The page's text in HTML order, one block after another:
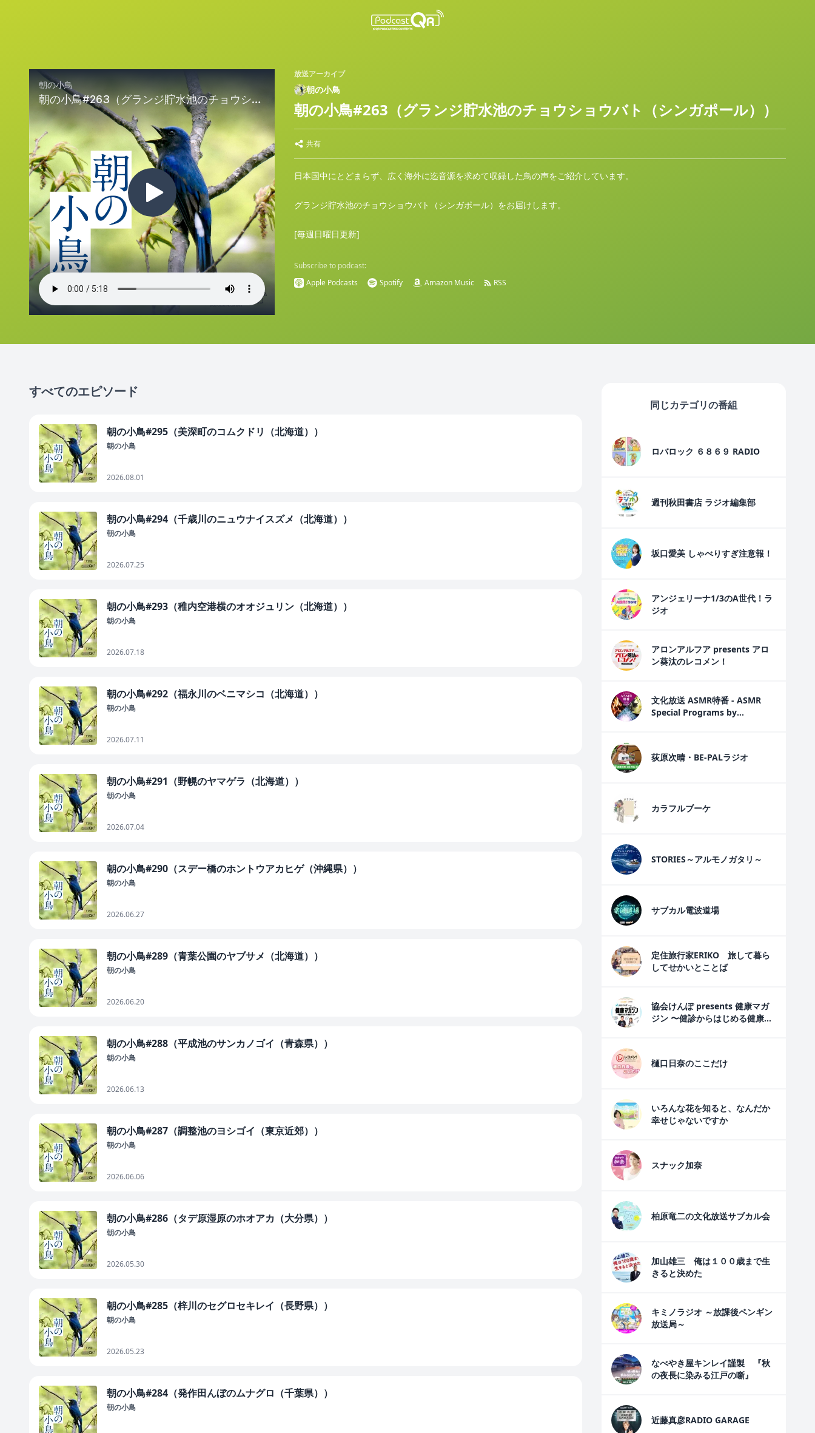
放送アーカイブ
朝の小鳥
朝の小鳥#263（グランジ貯水池のチョウショウバト（シンガポール））
共有
日本国中にとどまらず、広く海外に迄音源を求めて収録した鳥の声をご紹介しています。
グランジ貯水池のチョウショウバト（シンガポール）をお届けします。
[毎週日曜日更新]
Subscribe to podcast:
Apple Podcasts
Spotify Amazon Music RSS
すべてのエピソード
朝の小鳥#295（美深町のコムクドリ（北海道））
朝の小鳥
2026.08.01
朝の小鳥#294（千歳川のニュウナイスズメ（北海道））
朝の小鳥
2026.07.25
朝の小鳥#293（稚内空港横のオオジュリン（北海道））
朝の小鳥
2026.07.18
朝の小鳥#292（福永川のベニマシコ（北海道））
朝の小鳥
2026.07.11
朝の小鳥#291（野幌のヤマゲラ（北海道））
朝の小鳥
2026.07.04
朝の小鳥#290（スデー橋のホントウアカヒゲ（沖縄県））
朝の小鳥
2026.06.27
朝の小鳥#289（青葉公園のヤブサメ（北海道））
朝の小鳥
2026.06.20
朝の小鳥#288（平成池のサンカノゴイ（青森県））
朝の小鳥
2026.06.13
朝の小鳥#287（調整池のヨシゴイ（東京近郊））
朝の小鳥
2026.06.06
朝の小鳥#286（タデ原湿原のホオアカ（大分県））
朝の小鳥
2026.05.30
朝の小鳥#285（梓川のセグロセキレイ（長野県））
朝の小鳥
2026.05.23
朝の小鳥#284（発作田んぼのムナグロ（千葉県））
朝の小鳥
同じカテゴリの番組
ロバロック ６８６９ RADIO
週刊秋田書店 ラジオ編集部
坂口愛美 しゃべりすぎ注意報！
アンジェリーナ1/3のA世代！ラ
ジオ
アロンアルフア presents アロ
ン葵汰のレコメン！
文化放送 ASMR特番 - ASMR
Special Programs by
荻原次晴・BE-PALラジオ
カラフルブーケ
STORIES～アルモノガタリ～
サブカル電波道場
定住旅行家ERIKO 旅して暮ら
してせかいとことば
協会けんぽ presents 健康マガ
ジン 〜健診からはじめる健康づ
樋口日奈のここだけ
いろんな花を知ると、なんだか
幸せじゃないですか
スナック加奈
柏原竜二の文化放送サブカル会
加山雄三 俺は１００歳まで生
きると決めた
キミノラジオ ～放課後ペンギン
放送局～
なべやき屋キンレイ謹製 『秋
の夜長に染みる江戸の噺』
近藤真彦RADIO GARAGE